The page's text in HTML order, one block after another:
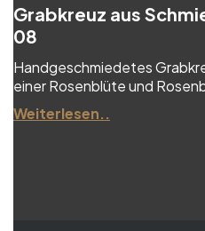
Grabkreuz aus
08
Handgeschmiedetes
einer Rosenblüte und
Weiterlesen..